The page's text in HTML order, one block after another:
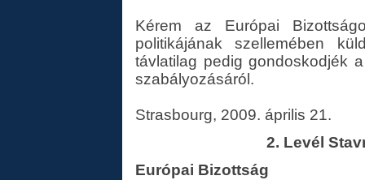
Kérem az Európai
politikájának szellemében
távlatilag pedig gondoskodjék
szabályozásáról.
Strasbourg, 2009. április 21.
2. Levél
Európai Bizottság